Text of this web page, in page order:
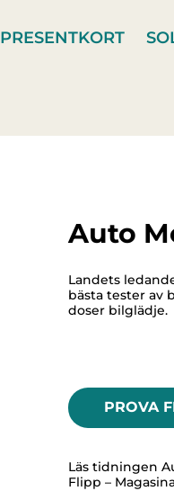
PRESENTKORT
Auto
Landets
bästa tester av
doser bilglädje.
PROVA
Läs tidningen
Flipp –